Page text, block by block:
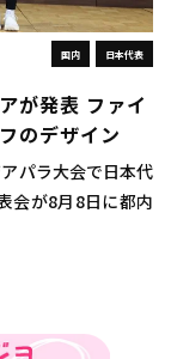
国内 日本代表
が発表 ファイ
のデザイン
パラ大会で日本代
会が8月8日に都内
い炎を示す「ファ